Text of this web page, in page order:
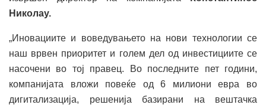
Николау.
„Иновациите и воведувањето на нови технологии се
наш врвен приоритет и голем дел од инвестициите се
насочени во тој правец. Во последните пет години,
компанијата вложи повеќе од 6 милиони евра во
дигитализација, решенија базирани на вештачка